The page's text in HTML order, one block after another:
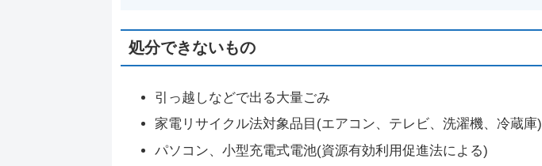
処分できないもの
引っ越しなどで出る大量ごみ
家電リサイクル法対象品目(エアコン、テレビ、洗濯機、冷蔵庫)
パソコン、小型充電式電池(資源有効利用促進法による)